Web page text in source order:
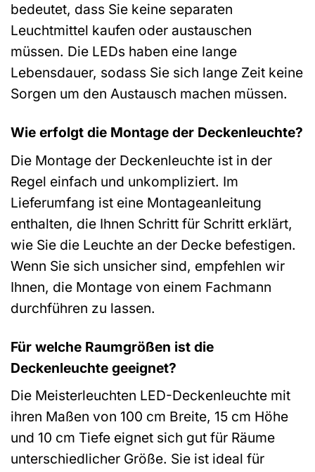
bedeutet, dass Sie keine separaten
Leuchtmittel kaufen oder austauschen
müssen. Die LEDs haben eine lange
Lebensdauer, sodass Sie sich lange Zeit keine
Sorgen um den Austausch machen müssen.
Wie erfolgt die Montage der Deckenleuchte?
Die Montage der Deckenleuchte ist in der
Regel einfach und unkompliziert. Im
Lieferumfang ist eine Montageanleitung
enthalten, die Ihnen Schritt für Schritt erklärt,
wie Sie die Leuchte an der Decke befestigen.
Wenn Sie sich unsicher sind, empfehlen wir
Ihnen, die Montage von einem Fachmann
durchführen zu lassen.
Für welche Raumgrößen ist die
Deckenleuchte geeignet?
Die Meisterleuchten LED-Deckenleuchte mit
ihren Maßen von 100 cm Breite, 15 cm Höhe
und 10 cm Tiefe eignet sich gut für Räume
unterschiedlicher Größe. Sie ist ideal für